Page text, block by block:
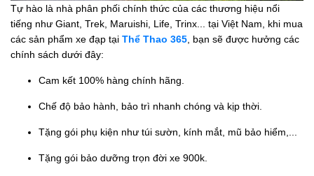
Tự hào là nhà phân phối chính thức của các thương hiệu nổi
tiếng như Giant, Trek, Maruishi, Life, Trinx... tại Việt Nam, khi mua
các sản phẩm xe đạp tại Thể Thao 365 , bạn sẽ được hưởng các
chính sách dưới đây:
Cam kết 100% hàng chính hãng.
Chế độ bảo hành, bảo trì nhanh chóng và kịp thời.
Tặng gói phụ kiện như túi sườn, kính mắt, mũ bảo hiểm,...
Tặng gói bảo dưỡng trọn đời xe 900k.